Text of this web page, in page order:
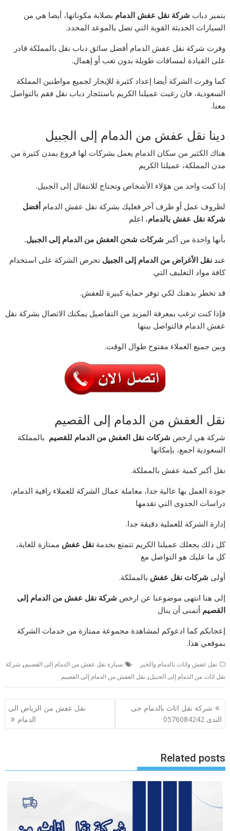
يتميز دباب شركة نقل عفش الدمام بصلابة مكوناتها، أيضا هي من
السيارات الحديثة القوية التي تصل بالموعد المحدد.
وفرت شركة نقل عفش الدمام أفضل سائق دباب نقل بالمملكة قادر
على القيادة لمسافات طويلة بدون تعب أو إهمال.
كما وفرت الشركة أيضا إعداد كثيرة للإيجار لجميع مواطنين المملكة
السعودية، فان رغبت عميلنا الكريم باستئجار دباب نقل فقم بالتواصل
معنا.
دينا نقل عفش من الدمام إلى الجبيل
هناك الكثير من سكان الدمام يعمل بشركات لها فروع بمدن كثيرة من
مدن المملكة، عميلنا الكريم
إذا كنت واحد من هؤلاء الأشخاص وتحتاج للانتقال إلى الجبيل.
لظروف عمل أو ظرف آخر فعليك بشركة نقل عفش الدمامأفضل
شركة نقل عفش بالدمام، اعلم
بأنها واحدة من أكبر شركات شحن العفش من الدمام إلى الجبيل.
عندنقل الأغراض من الدمام إلى الجبيلتحرص الشركة على استخدام
كافة مواد التغليف التي
قد تخطر بذهنك لكي توفر حماية كبيرة للعفش.
فإذا كنت ترغب بمعرفة المزيد من التفاصيل يمكنك الاتصال بشركة نقل
عفش الدمام فالتواصل بينها
وبين جميع العملاء مفتوح طوال الوقت.
نقل العفش من الدمام إلى القصيم
شركة هي ارخص شركات نقل العفش من الدمام للقصيم بالمملكة
السعودية اجمع، بإمكانها
نقل أكبر كمية عفش بالمملكة.
جودة العمل بها عالية جدا، معاملة عمال الشركة للعملاء راقية الدمام،
دراسات الجدوى التي تقدمها
إدارة الشركة للعملية دقيقة جدا.
كل ذلك يجعلك عميلنا الكريم تتمتع بخدمةنقل عفش ممتازة للغاية،
كل ما عليك هو التواصل مع
أولى شركات نقل عفش بالمملكة.
إلى هنا انتهى موضوعنا عن ارخص شركة نقل عفش من الدمام إلى
القصيم أتمنى أن ينال
إعجابكم كما ادعوكم لمشاهدة مجموعة ممتازة من خدمات الشركة
بموقعي هذا.
نقل عفش واثاث بالدمام والخبر سيارة نقل عفش من الدمام إلى القصيم, شركة
نقل اثاث من الدمام إلى الجبيل,نقل العفش من الدمام إلى القصيم
تصفّح
المقالات
شركة نقل اثاث بالدمام حى
الندى 0576084242
نقل عفش من الرياض الى
الدمام
Related posts